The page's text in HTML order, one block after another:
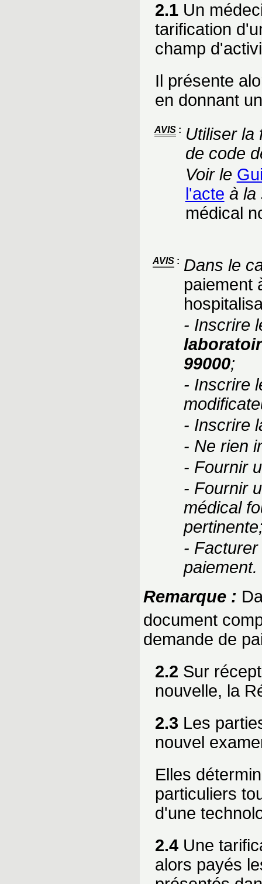
2.1 Un
tarification
champ
Il présente
en donnant
AVIS : Utiliser la
de code
Voir le
l'acte à la
médical
AVIS : Dans le
paiement
- Inscrire
99000;
- Inscrire
- Inscrire
- Ne rien
- Fournir
- Fournir
médical
-
paiement.
Remarque :
document
demande de
2.2 Sur
nouvelle, la
2.3 Les
nouvel
Elles
particuliers
d'une
2.4 Une
alors payés